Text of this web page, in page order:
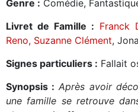
Genre : Comédie,
Livret de Famille : Franck
Reno, Suzanne Clément,
Signes particuliers : Fallait
Synopsis : Après avoir
une famille se retrouve